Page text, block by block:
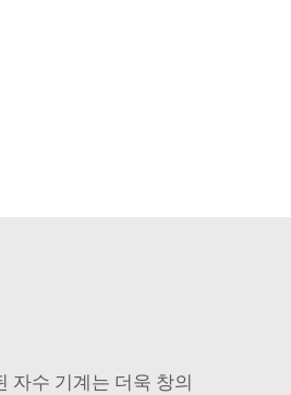
자수 기계는 더욱 창의